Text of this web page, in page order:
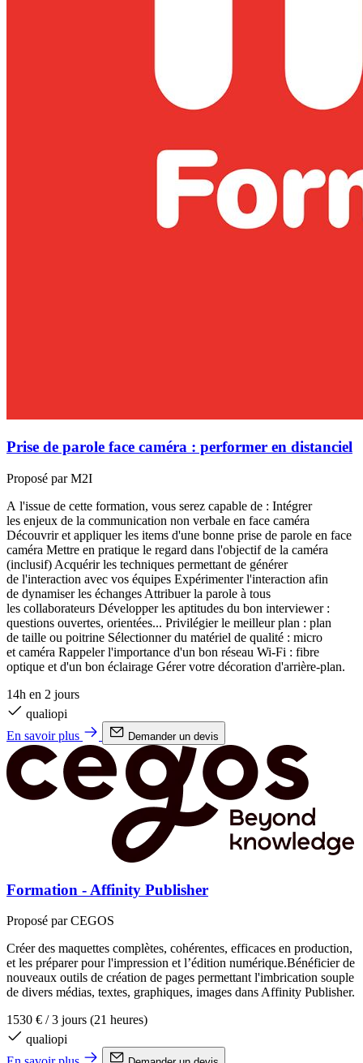
Prise de parole face caméra : performer en distanciel
Proposé par M2I
A l'issue de cette formation, vous serez capable de : Intégrer
les enjeux de la communication non verbale en face caméra
Découvrir et appliquer les items d'une bonne prise de parole en face
caméra Mettre en pratique le regard dans l'objectif de la caméra
(inclusif) Acquérir les techniques permettant de générer
de l'interaction avec vos équipes Expérimenter l'interaction afin
de dynamiser les échanges Attribuer la parole à tous
les collaborateurs Développer les aptitudes du bon interviewer :
questions ouvertes, orientées... Privilégier le meilleur plan : plan
de taille ou poitrine Sélectionner du matériel de qualité : micro
et caméra Rappeler l'importance d'un bon réseau Wi-Fi : fibre
optique et d'un bon éclairage Gérer votre décoration d'arrière-plan.
14h en 2 jours
qualiopi
En savoir plus
Demander un devis
Formation - Affinity Publisher
Proposé par CEGOS
Créer des maquettes complètes, cohérentes, efficaces en production,
et les préparer pour l'impression et l’édition numérique.Bénéficier de
nouveaux outils de création de pages permettant l'imbrication souple
de divers médias, textes, graphiques, images dans Affinity Publisher.
1530 € / 3 jours (21 heures)
qualiopi